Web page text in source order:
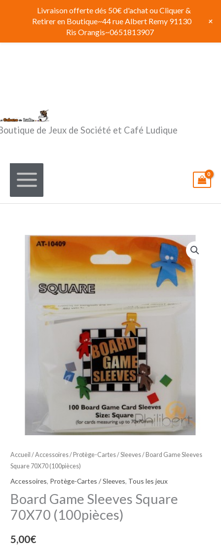
de Jeux de Société et Café Ludique
Accueil /Accessoires/ Protège-Cartes / Sleeves/ Board Game Sleeves
Square 70X70 (100pièces)
Accessoires, Protège-Cartes / Sleeves, Tous les jeux
Board Game Sleeves Square
70X70 (100pièces)
5,00€
Livraison offerte dés 50€ d'achat ou Cliquer &
Retirer en Boutique~44 rue Albert Remy 91130
Ris Orangis~0651813907
+